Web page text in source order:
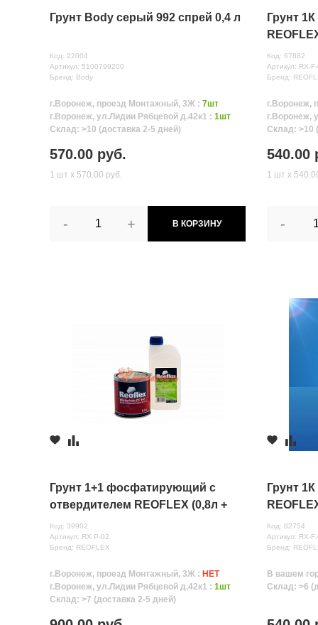
Грунт Body серый 992 спрей 0,4 л
Код: 22004
Артикул: 5100799200
Бренд: Body
г.Воронеж, проезд Монтажный, 3Ж : 7шт
г.Воронеж, ул.Лидии Рябцевой д.42к1 : 1шт
Склад: >10 (доставка 2-5 дней)
570.00 руб.
1 шт х 570.00 руб.
- + В КОРЗИНУ
Грунт
Код: 67882
Артикул: RX-
Бренд:
г.Воронеж,
г.Воронеж,
Склад: >10
540.00
1 шт х
-
Грунт 1+1 фосфатирующий с
отвердителем REOFLEX (0,8л +
0,8л)
Код: 39902
Артикул: RX P-02
Бренд: REOFLEX
г.Воронеж, проезд Монтажный, 3Ж : НЕТ
г.Воронеж, ул.Лидии Рябцевой д.42к1 : 1шт
Склад: >7 (доставка 2-5 дней)
Грунт
Код: 82754
Артикул: RX-
Бренд:
В вашем
Склад: >6